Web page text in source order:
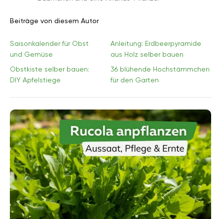
Beiträge von diesem Autor
Saisonkalender für Obst
und Gemüse
Anleitung: Erdbeerpyramide
aus Holz selber bauen
Obstkiste selber bauen:
DIY Apfelstiege
36 blühende Hochstämmchen
für den Garten